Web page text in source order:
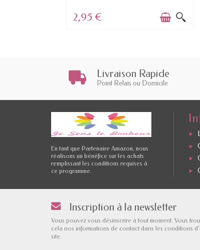
2,95 €
Livraison Rapide
Point Relais ou Domicile
En tant que Partenaire Amazon, nous
réalisons un bénéfice sur les achats
remplissant les conditions requises à
ce programme.
Inscription à la newsletter
Vous pouvez vous désinscrire à tout moment. Vous
cela nos informations de contact dans les conditions
site.